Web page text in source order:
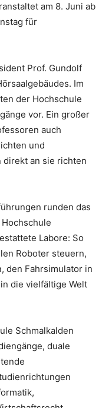
am 8. Juni ab
für
Prof. Gundolf
Im
der Hochschule
vor. Ein großer
auch
und
an sie richten
runden das
Labore: So
Roboter steuern,
den Fahrsimulator in
die vielfältige Welt
Schmalkalden
duale